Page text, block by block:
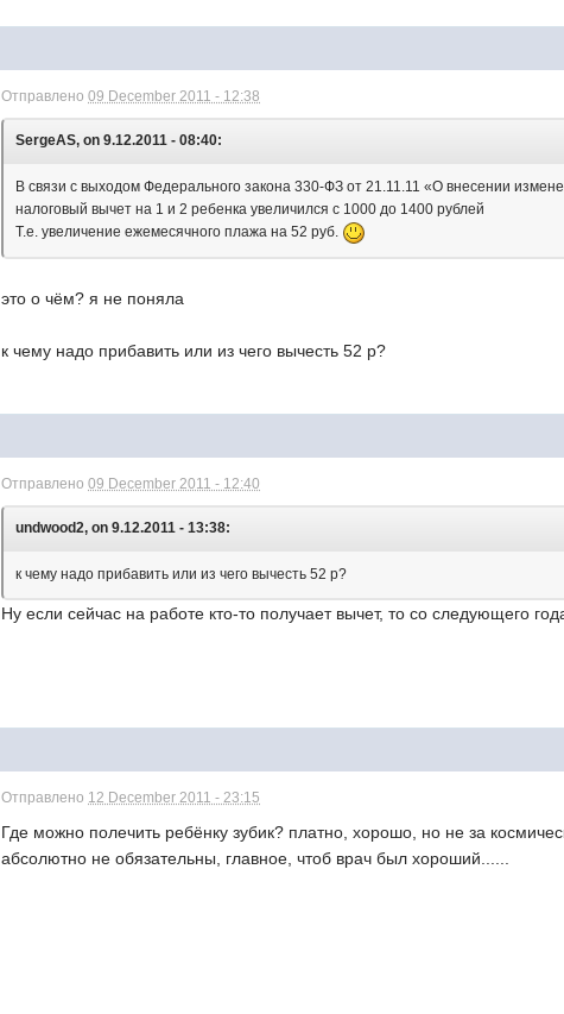
Отправлено09 December 2011 - 12:38
SergeAS, on 9.12.2011 - 08:40:
В связи с выходом Федерального закона 330-ФЗ от 21.11.11 «О внесении
налоговый вычет на 1 и 2 ребенка увеличился с 1000 до 1400 рублей
Т.е. увеличение ежемесячного плажа на 52 руб.
это о чём? я не поняла
к чему надо прибавить или из чего вычесть 52 р?
Отправлено09 December 2011 - 12:40
undwood2, on 9.12.2011 - 13:38:
к чему надо прибавить или из чего вычесть 52 р?
Ну если сейчас на работе кто-то получает вычет, то со следующего
Отправлено 12 December 2011 - 23:15
Где можно полечить ребёнку зубик? платно, хорошо, но не за
абсолютно не обязательны, главное, чтоб врач был хороший......